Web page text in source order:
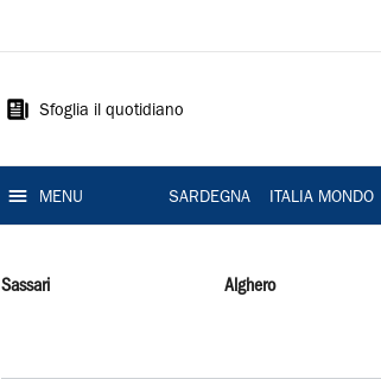
Sardegna
Sfoglia il quotidiano
MENU SARDEGNA ITALIA MONDO
Sassari Alghero